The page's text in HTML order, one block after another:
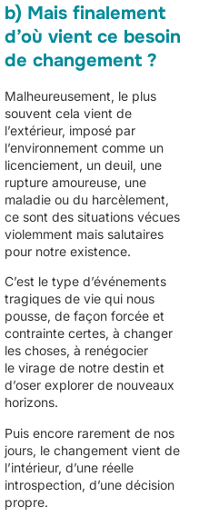
b) Mais finalement
d’où vient ce besoin
de changement ?
Malheureusement, le plus
souvent cela vient de
l’extérieur, imposé par
l’environnement comme un
licenciement, un deuil, une
rupture amoureuse, une
maladie ou du harcèlement,
ce sont des situations vécues
violemment mais salutaires
pour notre existence.
C’est le type d’événements
tragiques de vie qui nous
pousse, de façon forcée et
contrainte certes, à changer
les choses, à renégocier
le virage de notre destin et
d’oser explorer de nouveaux
horizons.
Puis encore rarement de nos
jours, le changement vient de
l’intérieur, d’une réelle
introspection, d’une décision
propre.